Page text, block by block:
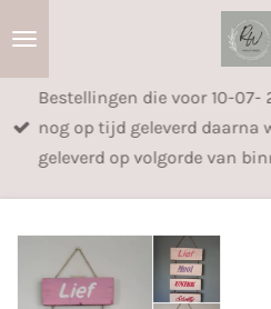
Bestellingen die voor 10-
nog op tijd geleverd daarna
geleverd op volgorde van